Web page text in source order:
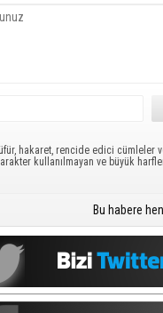
hakaret, rencide edici cümleler
kullanılmayan ve büyük
Bu habere